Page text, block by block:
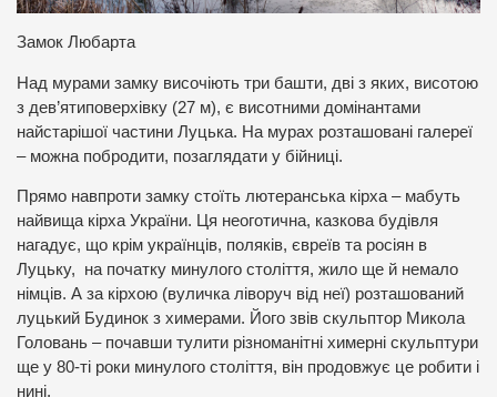
Замок Любарта
Над мурами замку височіють три башти, дві з яких, висотою
з дев’ятиповерхівку (27 м), є висотними домінантами
найстарішої частини Луцька. На мурах розташовані галереї
– можна побродити, позаглядати у бійниці.
Прямо навпроти замку стоїть лютеранська кірха – мабуть
найвища кірха України. Ця неоготична, казкова будівля
нагадує, що крім українців, поляків, євреїв та росіян в
Луцьку, на початку минулого століття, жило ще й немало
німців. А за кірхою (вуличка ліворуч від неї) розташований
луцький Будинок з химерами. Його звів скульптор Микола
Головань – почавши тулити різноманітні химерні скульптури
ще у 80-ті роки минулого століття, він продовжує це робити і
нині.